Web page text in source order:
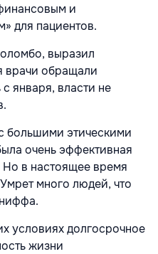
и
для пациентов.
выразил
врачи обращали
января, власти не
большими этическими
очень эффективная
в настоящее время
много людей, что
условиях долгосрочное
жизни